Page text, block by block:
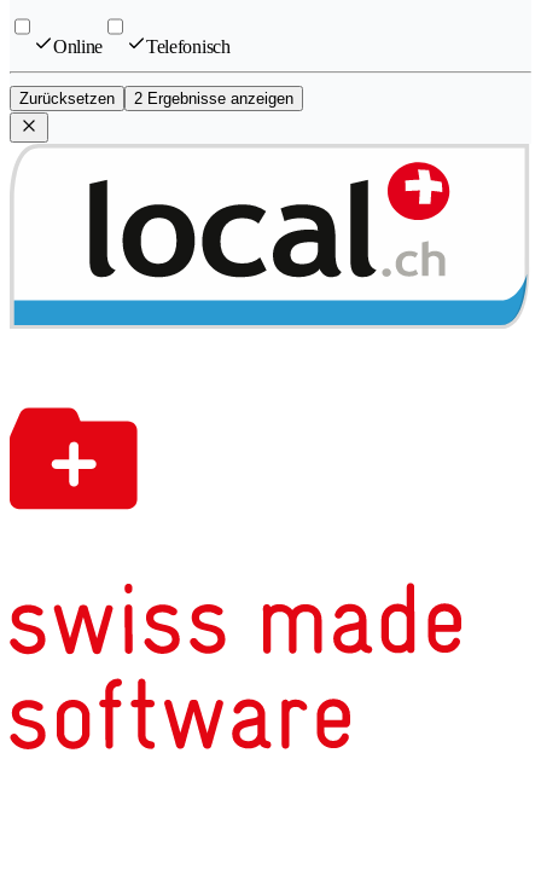
Online Telefonisch
Zurücksetzen 2 Ergebnisse anzeigen